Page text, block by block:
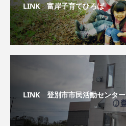
LINK 富岸子育てひろば
LINK 登別市市民活動センター